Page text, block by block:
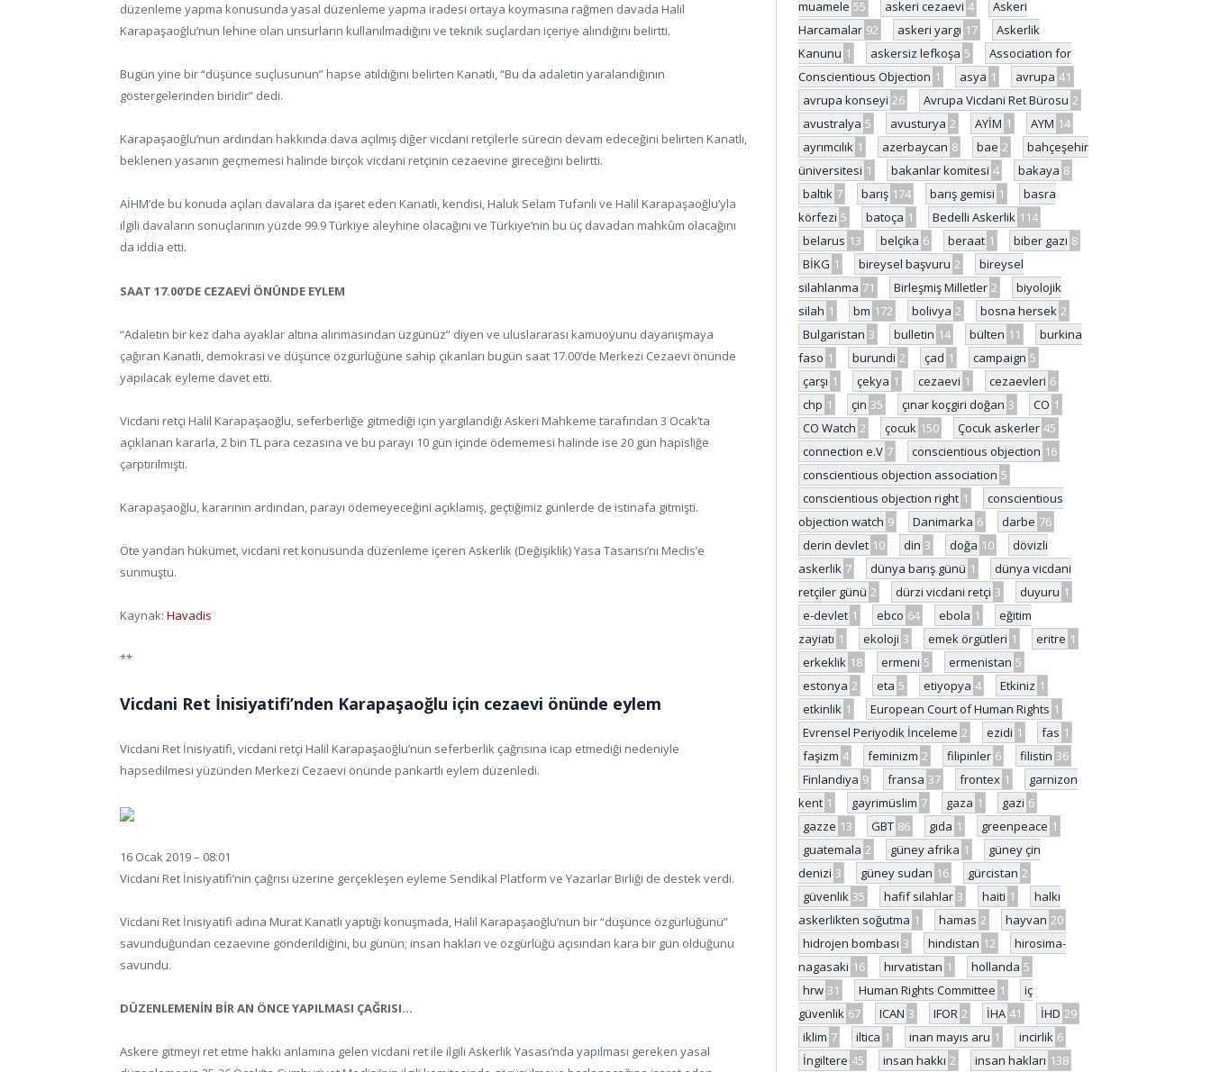
düzenleme yapma konusunda yasal düzenleme yapma iradesi ortaya koymasına rağmen davada Halil
Karapaşaoğlu’nun lehine olan unsurların kullanılmadığını ve teknik suçlardan içeriye alındığını belirtti.
Bugün yine bir “düşünce suçlusunun” hapse atıldığını belirten Kanatlı, “Bu da adaletin yaralandığının
göstergelerinden biridir” dedi.
Karapaşaoğlu’nun ardından hakkında dava açılmış diğer vicdani retçilerle sürecin devam edeceğini belirten Kanatlı,
beklenen yasanın geçmemesi halinde birçok vicdani retçinin cezaevine gireceğini belirtti.
AİHM’de bu konuda açılan davalara da işaret eden Kanatlı, kendisi, Haluk Selam Tufanlı ve Halil Karapaşaoğlu’yla
ilgili davaların sonuçlarının yüzde 99.9 Türkiye aleyhine olacağını ve Türkiye’nin bu üç davadan mahkûm olacağını
da iddia etti.
SAAT 17.00’DE CEZAEVİ ÖNÜNDE EYLEM
“Adaletin bir kez daha ayaklar altına alınmasından üzgünüz” diyen ve uluslararası kamuoyunu dayanışmaya
çağıran Kanatlı, demokrasi ve düşünce özgürlüğüne sahip çıkanları bugün saat 17.00’de Merkezi Cezaevi önünde
yapılacak eyleme davet etti.
Vicdani retçi Halil Karapaşaoğlu, seferberliğe gitmediği için yargılandığı Askeri Mahkeme tarafından 3 Ocak’ta
açıklanan kararla, 2 bin TL para cezasına ve bu parayı 10 gün içinde ödememesi halinde ise 20 gün hapisliğe
çarptırılmıştı.
Karapaşaoğlu, kararının ardından, parayı ödemeyeceğini açıklamış, geçtiğimiz günlerde de istinafa gitmişti.
Öte yandan hükümet, vicdani ret konusunda düzenleme içeren Askerlik (Değişiklik) Yasa Tasarısı’nı Meclis’e
sunmuştu.
Kaynak: Havadis
**
Vicdani Ret İnisiyatifi’nden Karapaşaoğlu için cezaevi önünde eylem
Vicdani Ret İnisiyatifi, vicdani retçi Halil Karapaşaoğlu’nun seferberlik çağrısına icap etmediği nedeniyle
hapsedilmesi yüzünden Merkezi Cezaevi önünde pankartlı eylem düzenledi.
16 Ocak 2019 – 08:01
Vicdani Ret İnisiyatifi’nin çağrısı üzerine gerçekleşen eyleme Sendikal Platform ve Yazarlar Birliği de destek verdi.
Vicdani Ret İnisiyatifi adına Murat Kanatlı yaptığı konuşmada, Halil Karapaşaoğlu’nun bir “düşünce özgürlüğünü”
savunduğundan cezaevine gönderildiğini, bu günün; insan hakları ve özgürlüğü açısından kara bir gün olduğunu
savundu.
DÜZENLEMENİN BİR AN ÖNCE YAPILMASI ÇAĞRISI…
Askere gitmeyi ret etme hakkı anlamına gelen vicdani ret ile ilgili Askerlik Yasası’nda yapılması gereken yasal
muamele 55 askeri cezaevi 4
Askeri
Harcamalar 92 askeri yargı 17
Askerlik
Kanunu 1 askersiz lefkoşa 5
Association for
Conscientious Objection 1 asya 1 avrupa 41
avrupa konseyi 26 Avrupa Vicdani Ret Bürosu 2
avustralya 5 avusturya 2 AYİM 1 AYM 14
ayrımcılık 1 azerbaycan 8 bae 2
bahçeşehir
üniversitesi 1 bakanlar komitesi 4 bakaya 8
baltık 7 barış 174 barış gemisi 1
basra
körfezi 5 batoça 1 Bedelli Askerlik 114
belarus 13 belçika 6 beraat 1 biber gazı 8
BİKG 1 bireysel başvuru 2
bireysel
silahlanma 71 Birleşmiş Milletler 2
biyolojik
silah 1 bm 172 bolivya 2 bosna hersek 2
Bulgaristan 3 bulletin 14 bülten 11
burkina
faso 1 burundi 2 çad 1 campaign 5
çarşı 1 çekya 1 cezaevi 1 cezaevleri 6
chp 1 çin 35 çınar koçgiri doğan 3 CO 1
CO Watch 2 çocuk 150 Çocuk askerler 45
connection e.V 7 conscientious objection 16
conscientious objection association 5
conscientious objection right 1
conscientious
objection watch 9 Danimarka 6 darbe 76
derin devlet 10 din 3 doğa 10
dövizli
askerlik 7 dünya barış günü 1
dünya vicdani
retçiler günü 2 dürzi vicdani retçi 3 duyuru 1
e-devlet 1 ebco 64 ebola 1
eğitim
zayiatı 1 ekoloji 3 emek örgütleri 1 eritre 1
erkeklik 18 ermeni 5 ermenistan 5
estonya 2 eta 5 etiyopya 4 Etkiniz 1
etkinlik 1 European Court of Human Rights 1
Evrensel Periyodik İnceleme 2 ezidi 1 fas 1
faşizm 4 feminizm 2 filipinler 6 filistin 36
Finlandiya 9 fransa 37 frontex 1
garnizon
kent 1 gayrimüslim 7 gaza 1 gazi 6
gazze 13 GBT 86 gıda 1 greenpeace 1
guatemala 2 güney afrika 1
güney çin
denizi 3 güney sudan 16 gürcistan 2
güvenlik 35 hafif silahlar 3 haiti 1
halkı
askerlikten soğutma 1 hamas 2 hayvan 20
hidrojen bombası 3 hindistan 12
hirosima-
nagasaki 16 hırvatistan 1 hollanda 5
hrw 31 Human Rights Committee 1
iç
güvenlik 67 ICAN 3 IFOR 2 İHA 41 İHD 29
iklim 7 iltica 1 inan mayıs aru 1 incirlik 6
İngiltere 45 insan hakkı 2 insan hakları 138